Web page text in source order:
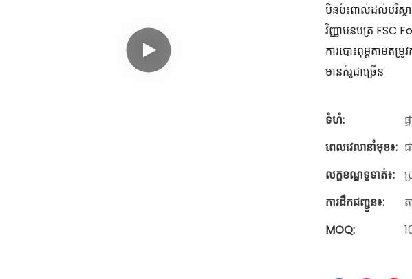
មិនប៉ះពាល់ដល់បរិស្ថ
វិញ្ញាបនបត្រ FSC
ការបោះពុម្ពតាមតម្រូ
មានគំរូជាច្រើន
ទំហំ:
ពេលវេលានាំមុខ៖:
លក្ខខណ្ឌទូទាត់៖:
ការដឹកជញ្ជូន៖:
MOQ: